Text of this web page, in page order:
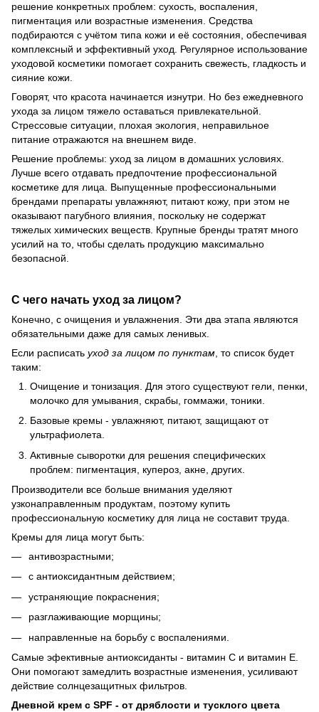
решение конкретных проблем: сухость, воспаления,
пигментация или возрастные изменения. Средства
подбираются с учётом типа кожи и её состояния, обеспечивая
комплексный и эффективный уход. Регулярное использование
уходовой косметики помогает сохранить свежесть, гладкость и
сияние кожи.
Говорят, что красота начинается изнутри. Но без ежедневного
ухода за лицом тяжело оставаться привлекательной.
Стрессовые ситуации, плохая экология, неправильное
питание отражаются на внешнем виде.
Решение проблемы: уход за лицом в домашних условиях.
Лучше всего отдавать предпочтение профессиональной
косметике для лица. Выпущенные профессиональными
брендами препараты увлажняют, питают кожу, при этом не
оказывают пагубного влияния, поскольку не содержат
тяжелых химических веществ. Крупные бренды тратят много
усилий на то, чтобы сделать продукцию максимально
безопасной.
С чего начать уход за лицом?
Конечно, с очищения и увлажнения. Эти два этапа являются
обязательными даже для самых ленивых.
Если расписать уход за лицом по пунктам , то список будет
таким:
Очищение и тонизация. Для этого существуют гели, пенки,
молочко для умывания, скрабы, гоммажи, тоники.
Базовые кремы - увлажняют, питают, защищают от
ультрафиолета.
Активные сыворотки для решения специфических
проблем: пигментация, купероз, акне, других.
Производители все больше внимания уделяют
узконаправленным продуктам, поэтому купить
профессиональную косметику для лица не составит труда.
Кремы для лица могут быть:
антивозрастными;
с антиоксидантным действием;
устраняющие покраснения;
разглаживающие морщины;
направленные на борьбу с воспалениями.
Самые эфективные антиоксиданты - витамин С и витамин Е.
Они помогают замедлить возрастные изменения, усиливают
действие солнцезащитных фильтров.
Дневной крем с SPF - от дряблости и тусклого цвета